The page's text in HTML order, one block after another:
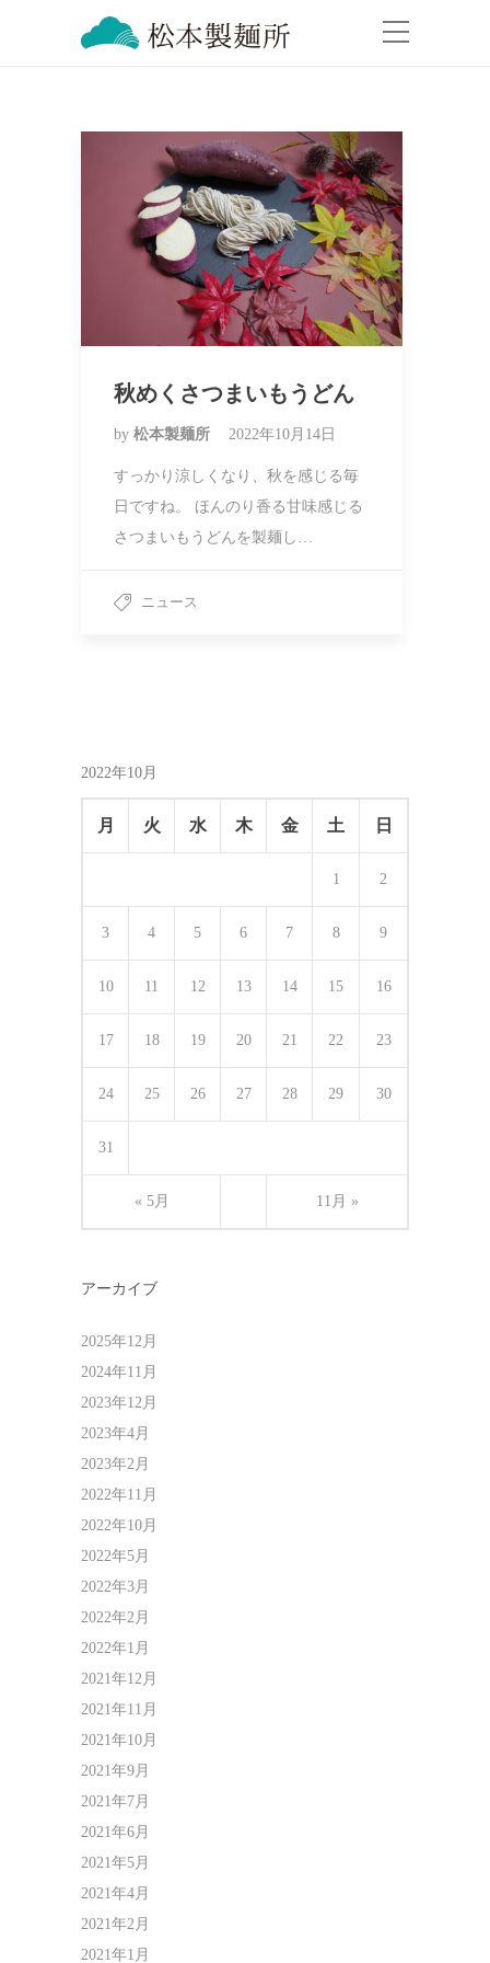
秋めくさつまいもうどん
by 松本製麺所 2022年10月14日
すっかり涼しくなり、秋を感じる毎
日ですね。 ほんのり香る甘味感じる
さつまいもうどんを製麺し…
ニュース
2022年10月
月 火 水 木 金 土 日
« 5月 11月 »
1 2
3 4 5 6 7 8 9
10 11 12 13 14 15 16
17 18 19 20 21 22 23
24 25 26 27 28 29 30
31
アーカイブ
2025年12月
2024年11月
2023年12月
2023年4月
2023年2月
2022年11月
2022年10月
2022年5月
2022年3月
2022年2月
2022年1月
2021年12月
2021年11月
2021年10月
2021年9月
2021年7月
2021年6月
2021年5月
2021年4月
2021年2月
2021年1月